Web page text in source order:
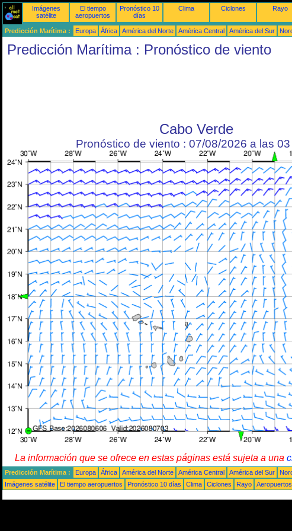
Imágenes
satélite
El tiempo
aeropuertos
Pronóstico 10
días
Clima Ciclones Rayo
Predicción Marítima : Europa África América del Norte América Central América del Sur
Predicción Marítima : Pronóstico de viento
Cabo Verde
Pronóstico de viento : 07/08/2026 a las
La información que se ofrece en estas páginas está sujeta a una
Predicción Marítima : Europa África América del Norte América Central América del Sur
Imágenes satélite
El tiempo aeropuertos Pronóstico 10 días Clima Ciclones Rayo Aeropuertos